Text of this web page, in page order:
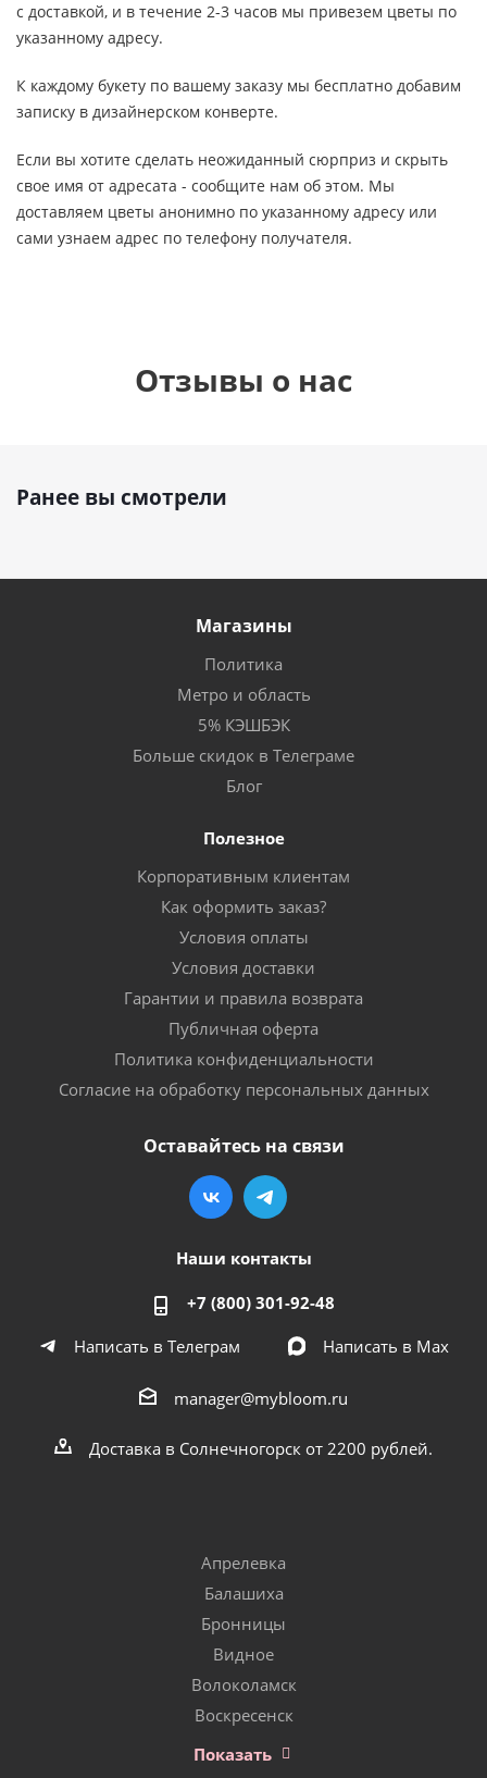
с доставкой, и в течение 2-3 часов мы привезем цветы по
указанному адресу.
К каждому букету по вашему заказу мы бесплатно добавим
записку в дизайнерском конверте.
Если вы хотите сделать неожиданный сюрприз и скрыть
свое имя от адресата - сообщите нам об этом. Мы
доставляем цветы анонимно по указанному адресу или
сами узнаем адрес по телефону получателя.
Отзывы о нас
Ранее вы смотрели
Магазины
Политика
Метро и область
5% КЭШБЭК
Больше скидок в Телеграме
Блог
Полезное
Корпоративным клиентам
Как оформить заказ?
Условия оплаты
Условия доставки
Гарантии и правила возврата
Публичная оферта
Политика конфиденциальности
Согласие на обработку персональных данных
Оставайтесь на связи
Наши контакты
+7 (800) 301-92-48
Написать в Телеграм
Написать в Мах
manager@mybloom.ru
Доставка в Солнечногорск от 2200 рублей.
Апрелевка
Балашиха
Бронницы
Видное
Волоколамск
Воскресенск
Показать